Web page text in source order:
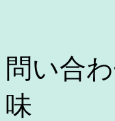
問い合
味